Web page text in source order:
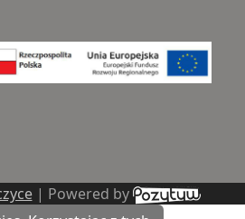
| Powered by